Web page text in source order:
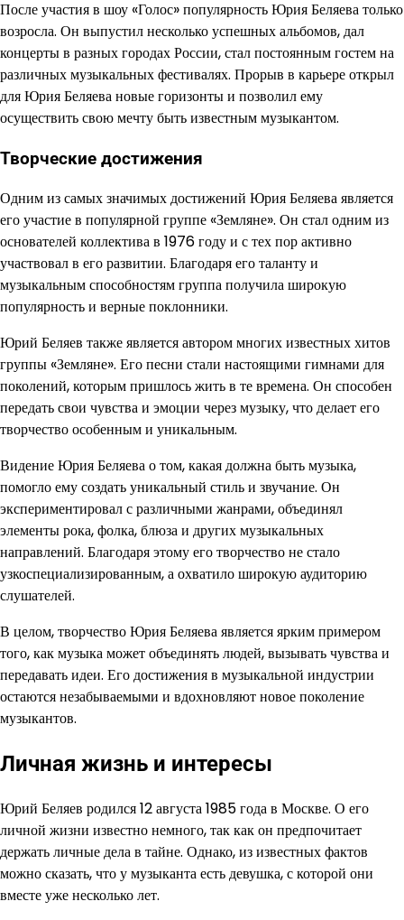
После участия в шоу «Голос» популярность Юрия Беляева только
возросла. Он выпустил несколько успешных альбомов, дал
концерты в разных городах России, стал постоянным гостем на
различных музыкальных фестивалях. Прорыв в карьере открыл
для Юрия Беляева новые горизонты и позволил ему
осуществить свою мечту быть известным музыкантом.
Творческие достижения
Одним из самых значимых достижений Юрия Беляева является
его участие в популярной группе «Земляне». Он стал одним из
основателей коллектива в 1976 году и с тех пор активно
участвовал в его развитии. Благодаря его таланту и
музыкальным способностям группа получила широкую
популярность и верные поклонники.
Юрий Беляев также является автором многих известных хитов
группы «Земляне». Его песни стали настоящими гимнами для
поколений, которым пришлось жить в те времена. Он способен
передать свои чувства и эмоции через музыку, что делает его
творчество особенным и уникальным.
Видение Юрия Беляева о том, какая должна быть музыка,
помогло ему создать уникальный стиль и звучание. Он
экспериментировал с различными жанрами, объединял
элементы рока, фолка, блюза и других музыкальных
направлений. Благодаря этому его творчество не стало
узкоспециализированным, а охватило широкую аудиторию
слушателей.
В целом, творчество Юрия Беляева является ярким примером
того, как музыка может объединять людей, вызывать чувства и
передавать идеи. Его достижения в музыкальной индустрии
остаются незабываемыми и вдохновляют новое поколение
музыкантов.
Личная жизнь и интересы
Юрий Беляев родился 12 августа 1985 года в Москве. О его
личной жизни известно немного, так как он предпочитает
держать личные дела в тайне. Однако, из известных фактов
можно сказать, что у музыканта есть девушка, с которой они
вместе уже несколько лет.